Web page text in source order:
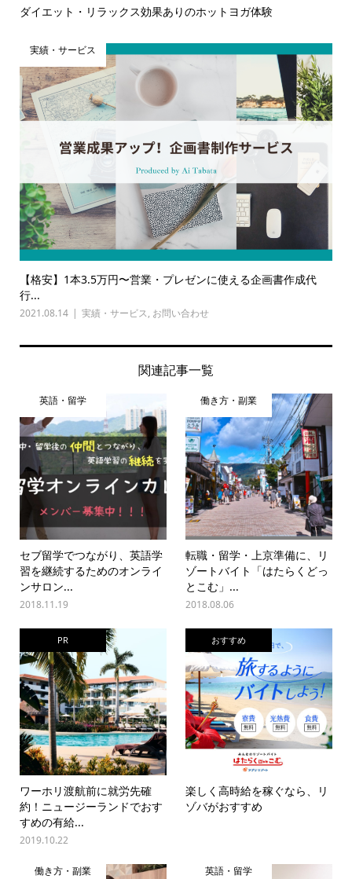
ダイエット・リラックス効果ありのホットヨガ体験
実績・サービス
【格安】1本3.5万円〜営業・プレゼンに使える企画書作成代
行...
2021.08.14 実績・サービス, お問い合わせ
関連記事一覧
英語・留学
セブ留学でつながり、英語学
習を継続するためのオンライ
ンサロン...
2018.11.19
働き方・副業
転職・留学・上京準備に、リ
ゾートバイト「はたらくどっ
とこむ」...
2018.08.06
PR
ワーホリ渡航前に就労先確
約！ニュージーランドでおす
すめの有給...
2019.10.22
おすすめ
楽しく高時給を稼ぐなら、リ
ゾバがおすすめ
働き方・副業 英語・留学